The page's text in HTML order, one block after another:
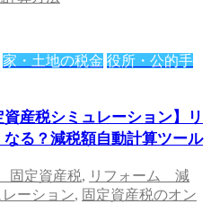
家・土地の税金 役所・公的手
資産税シミュレーション】リ
る？減税額自動計算ツール
固定資産税, リフォーム 減
ーション, 固定資産税のオン